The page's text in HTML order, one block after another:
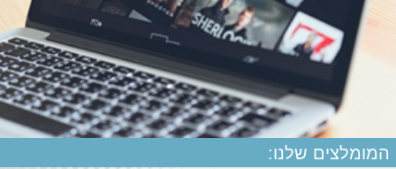
המומלצים שלנו: